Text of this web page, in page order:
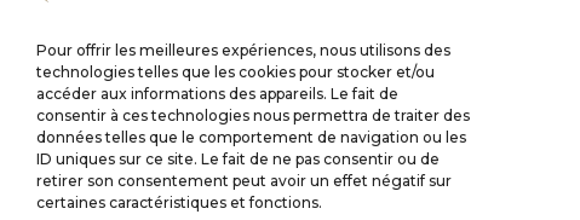
Pour offrir les meilleures expériences, nous utilisons des
technologies telles que les cookies pour stocker et/ou
accéder aux informations des appareils. Le fait de
consentir à ces technologies nous permettra de traiter des
données telles que le comportement de navigation ou les
ID uniques sur ce site. Le fait de ne pas consentir ou de
retirer son consentement peut avoir un effet négatif sur
certaines caractéristiques et fonctions.